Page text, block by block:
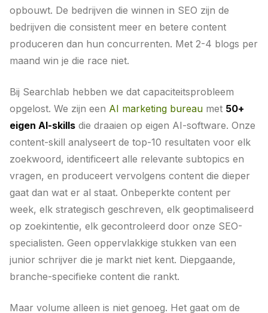
opbouwt. De bedrijven die winnen in SEO zijn de
bedrijven die consistent meer en betere content
produceren dan hun concurrenten. Met 2-4 blogs per
maand win je die race niet.
Bij Searchlab hebben we dat capaciteitsprobleem
opgelost. We zijn een AI marketing bureau met 50+
eigen AI-skills die draaien op eigen AI-software. Onze
content-skill analyseert de top-10 resultaten voor elk
zoekwoord, identificeert alle relevante subtopics en
vragen, en produceert vervolgens content die dieper
gaat dan wat er al staat. Onbeperkte content per
week, elk strategisch geschreven, elk geoptimaliseerd
op zoekintentie, elk gecontroleerd door onze SEO-
specialisten. Geen oppervlakkige stukken van een
junior schrijver die je markt niet kent. Diepgaande,
branche-specifieke content die rankt.
Maar volume alleen is niet genoeg. Het gaat om de